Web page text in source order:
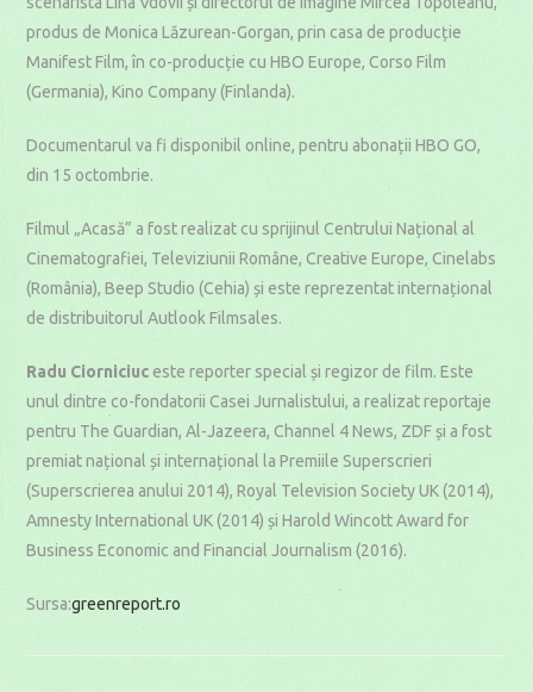
produs de Monica Lăzurean-Gorgan, prin casa de producție
Manifest Film, în co-producție cu HBO Europe, Corso Film
(Germania), Kino Company (Finlanda).
Documentarul va fi disponibil online, pentru abonații HBO GO,
din 15 octombrie.
Filmul „Acasă” a fost realizat cu sprijinul Centrului Național al
Cinematografiei, Televiziunii Române, Creative Europe, Cinelabs
(România), Beep Studio (Cehia) și este reprezentat internațional
de distribuitorul Autlook Filmsales.
Radu Ciorniciuceste reporter special și regizor de film. Este
unul dintre co-fondatorii Casei Jurnalistului, a realizat reportaje
pentru The Guardian, Al-Jazeera, Channel 4 News, ZDF și a fost
premiat național și internațional la Premiile Superscrieri
(Superscrierea anului 2014), Royal Television Society UK (2014),
Amnesty International UK (2014) și Harold Wincott Award for
Business Economic and Financial Journalism (2016).
Sursa:greenreport.ro